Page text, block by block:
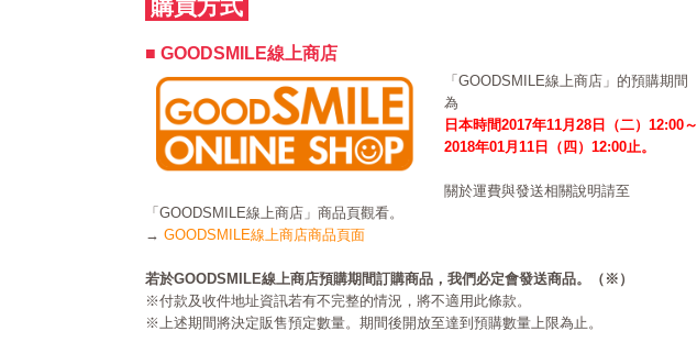
購買方式
■ GOODSMILE線上商店
「GOODSMILE線上商店」的預購期間
為
日本時間2017年11月28日（二）12:00～
2018年01月11日（四）12:00止。
關於運費與發送相關說明請至
「GOODSMILE線上商店」商品頁觀看。
→ GOODSMILE線上商店商品頁面
若於GOODSMILE線上商店預購期間訂購商品，我們必定會發送商品。（※）
※付款及收件地址資訊若有不完整的情況，將不適用此條款。
※上述期間將決定販售預定數量。期間後開放至達到預購數量上限為止。